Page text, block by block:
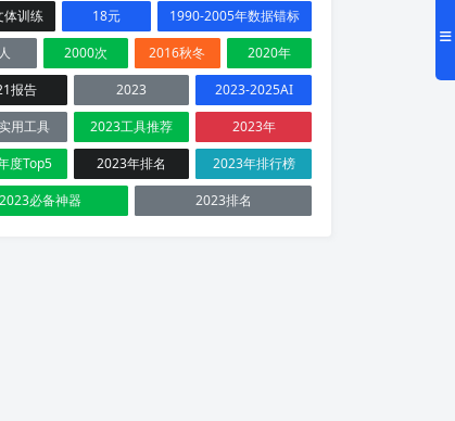
体训练
18元
1990-2005年数据错标
2000次 2016秋冬
2020年
报告
2023
2023-2025AI
用工具
2023工具推荐
2023年
度Top5
2023年排名
2023年排行榜
2023必备神器
2023排名